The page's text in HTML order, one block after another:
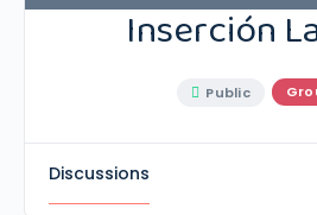
Inserción
Public
Discussions